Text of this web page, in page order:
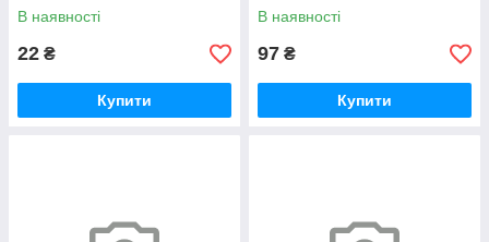
В наявності
22 ₴
Купити
В наявності
97 ₴
Купити